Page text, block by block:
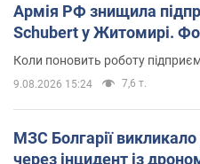
Армія РФ знищила
Schubert у Житомирі.
Коли поновить роботу
9.08.2026 15:24 7,6 т.
МЗС Болгарії викликало
через інцидент із